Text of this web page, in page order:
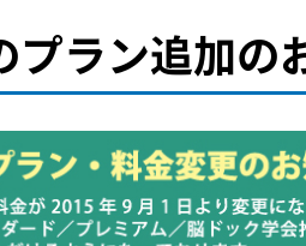
プラン追加の